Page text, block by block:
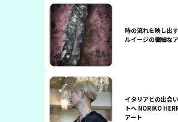
時の流れを映し出
ルイージの繊細な
イタリアとの出会
トへ NORIKO
アート